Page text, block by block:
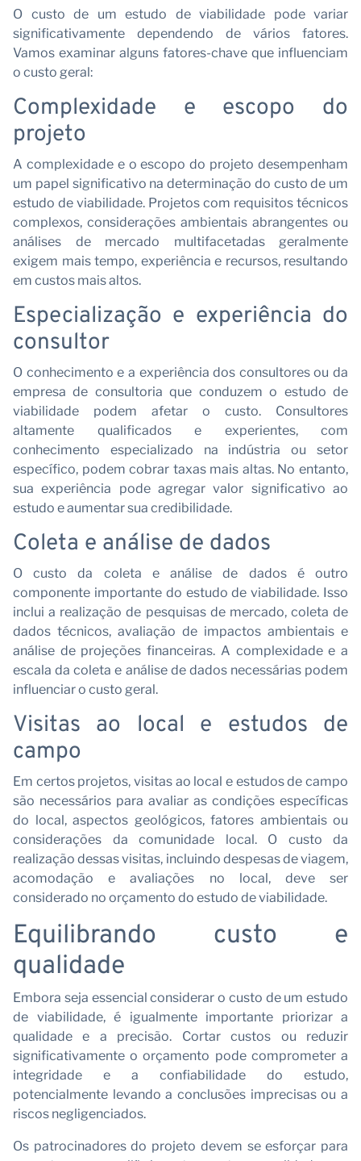
O custo de um estudo de viabilidade pode variar
significativamente dependendo de vários fatores.
Vamos examinar alguns fatores-chave que influenciam
o custo geral:
Complexidade e escopo do
projeto
A complexidade e o escopo do projeto desempenham
um papel significativo na determinação do custo de um
estudo de viabilidade. Projetos com requisitos técnicos
complexos, considerações ambientais abrangentes ou
análises de mercado multifacetadas geralmente
exigem mais tempo, experiência e recursos, resultando
em custos mais altos.
Especialização e experiência do
consultor
O conhecimento e a experiência dos consultores ou da
empresa de consultoria que conduzem o estudo de
viabilidade podem afetar o custo. Consultores
altamente qualificados e experientes, com
conhecimento especializado na indústria ou setor
específico, podem cobrar taxas mais altas. No entanto,
sua experiência pode agregar valor significativo ao
estudo e aumentar sua credibilidade.
Coleta e análise de dados
O custo da coleta e análise de dados é outro
componente importante do estudo de viabilidade. Isso
inclui a realização de pesquisas de mercado, coleta de
dados técnicos, avaliação de impactos ambientais e
análise de projeções financeiras. A complexidade e a
escala da coleta e análise de dados necessárias podem
influenciar o custo geral.
Visitas ao local e estudos de
campo
Em certos projetos, visitas ao local e estudos de campo
são necessários para avaliar as condições específicas
do local, aspectos geológicos, fatores ambientais ou
considerações da comunidade local. O custo da
realização dessas visitas, incluindo despesas de viagem,
acomodação e avaliações no local, deve ser
considerado no orçamento do estudo de viabilidade.
Equilibrando custo e
qualidade
Embora seja essencial considerar o custo de um estudo
de viabilidade, é igualmente importante priorizar a
qualidade e a precisão. Cortar custos ou reduzir
significativamente o orçamento pode comprometer a
integridade e a confiabilidade do estudo,
potencialmente levando a conclusões imprecisas ou a
riscos negligenciados.
Os patrocinadores do projeto devem se esforçar para